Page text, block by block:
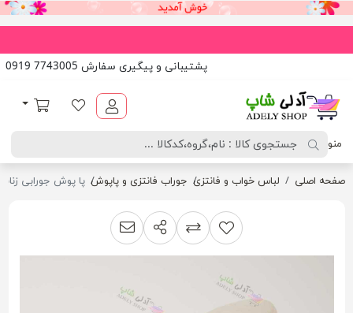
پشتیبانی و پیگیری سفارش 7743005 0919
لیست مورد علاقه
سبد خرید
منو
صفحه اصلی لباس خواب و فانتزی جوراب فانتزی و پاپوش پا پوش جورابی
افزودن به لیست مقایسه
اشتراک گذاریپیشنهاد به دوست